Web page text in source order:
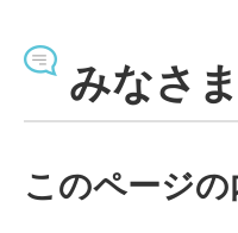
みなさ
このページ